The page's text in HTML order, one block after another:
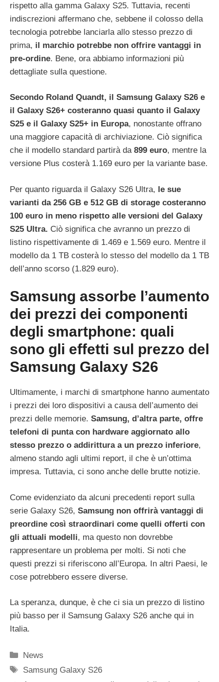
rispetto alla gamma Galaxy S25. Tuttavia, recenti
indiscrezioni affermano che, sebbene il colosso della
tecnologia potrebbe lanciarla allo stesso prezzo di
prima, il marchio potrebbe non offrire vantaggi in
pre-ordine. Bene, ora abbiamo informazioni più
dettagliate sulla questione.
Secondo Roland Quandt, il Samsung Galaxy S26 e
il Galaxy S26+ costeranno quasi quanto il Galaxy
S25 e il Galaxy S25+ in Europa, nonostante offrano
una maggiore capacità di archiviazione. Ciò significa
che il modello standard partirà da 899 euro, mentre la
versione Plus costerà 1.169 euro per la variante base.
Per quanto riguarda il Galaxy S26 Ultra, le sue
varianti da 256 GB e 512 GB di storage costeranno
100 euro in meno rispetto alle versioni del Galaxy
S25 Ultra. Ciò significa che avranno un prezzo di
listino rispettivamente di 1.469 e 1.569 euro. Mentre il
modello da 1 TB costerà lo stesso del modello da 1 TB
dell’anno scorso (1.829 euro).
Samsung assorbe l’aumento
dei prezzi dei componenti
degli smartphone: quali
sono gli effetti sul prezzo del
Samsung Galaxy S26
Ultimamente, i marchi di smartphone hanno aumentato
i prezzi dei loro dispositivi a causa dell’aumento dei
prezzi delle memorie. Samsung, d’altra parte, offre
telefoni di punta con hardware aggiornato allo
stesso prezzo o addirittura a un prezzo inferiore,
almeno stando agli ultimi report, il che è un’ottima
impresa. Tuttavia, ci sono anche delle brutte notizie.
Come evidenziato da alcuni precedenti report sulla
serie Galaxy S26, Samsung non offrirà vantaggi di
preordine così straordinari come quelli offerti con
gli attuali modelli, ma questo non dovrebbe
rappresentare un problema per molti. Si noti che
questi prezzi si riferiscono all’Europa. In altri Paesi, le
cose potrebbero essere diverse.
La speranza, dunque, è che ci sia un prezzo di listino
più basso per il Samsung Galaxy S26 anche qui in
Italia.
Categorie
News
Tag
Samsung Galaxy S26